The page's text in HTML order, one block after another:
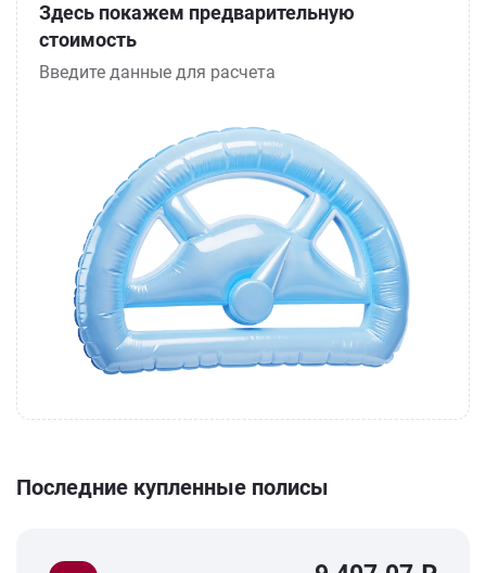
Здесь покажем предварительную
стоимость
Введите данные для расчета
Последние купленные полисы